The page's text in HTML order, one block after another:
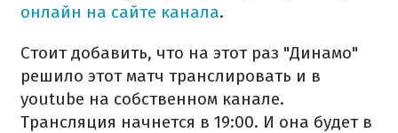
онлайн на сайте канала.
Стоит добавить, что на этот раз "Динамо"
решило этот матч транслировать и в
youtube на собственном канале.
Трансляция начнется в 19:00. И она будет в